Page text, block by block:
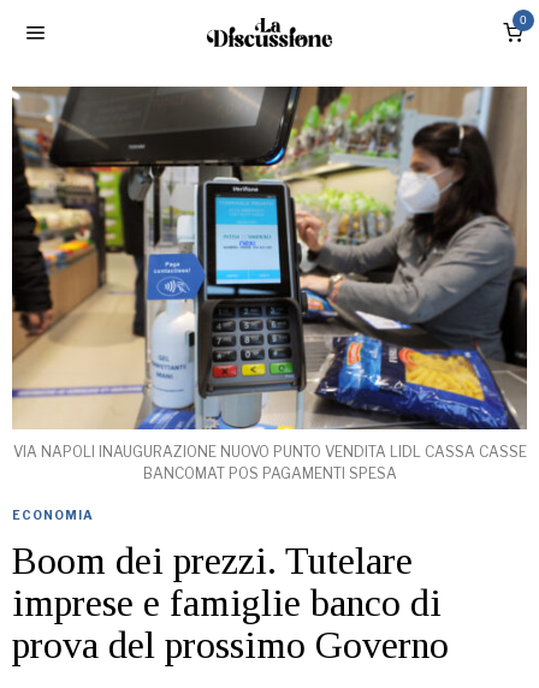
0
VIA NAPOLI INAUGURAZIONE NUOVO PUNTO VENDITA LIDL CASSA CASSE
BANCOMAT POS PAGAMENTI SPESA
ECONOMIA
Boom dei prezzi. Tutelare
imprese e famiglie banco di
prova del prossimo Governo